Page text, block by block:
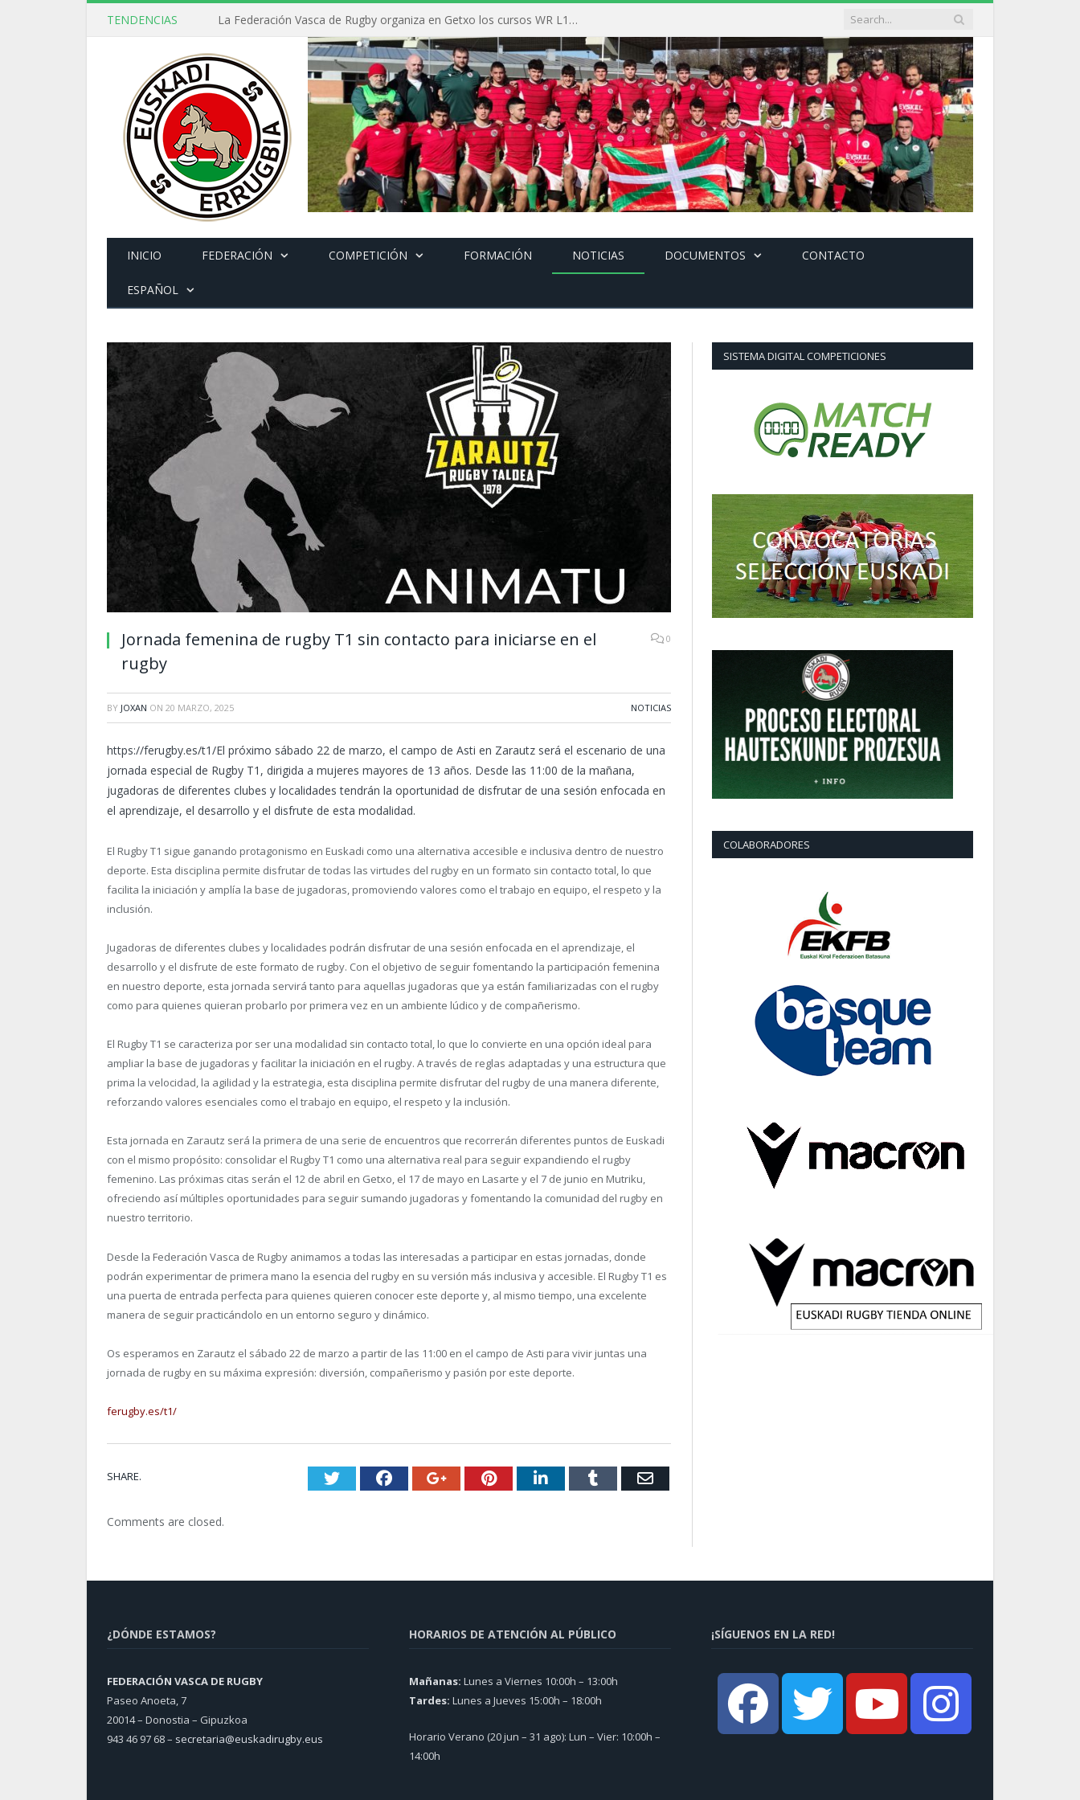
TENDENCIAS La Federación Vasca de Rugby organiza en Getxo los cursos WR L1, WR L2 y N1 durante el mes de septiembre
INICIO FEDERACIÓN COMPETICIÓN FORMACIÓN NOTICIAS DOCUMENTOS CONTACTO
ESPAÑOL
Jornada femenina de rugby T1 sin contacto para iniciarse en el
rugby
0
BY JOXAN ON 20 MARZO, 2025 NOTICIAS
https://ferugby.es/t1/El próximo sábado 22 de marzo, el campo de Asti en Zarautz será el escenario de una
jornada especial de Rugby T1, dirigida a mujeres mayores de 13 años. Desde las 11:00 de la mañana,
jugadoras de diferentes clubes y localidades tendrán la oportunidad de disfrutar de una sesión enfocada en
el aprendizaje, el desarrollo y el disfrute de esta modalidad.
El Rugby T1 sigue ganando protagonismo en Euskadi como una alternativa accesible e inclusiva dentro de nuestro
deporte. Esta disciplina permite disfrutar de todas las virtudes del rugby en un formato sin contacto total, lo que
facilita la iniciación y amplía la base de jugadoras, promoviendo valores como el trabajo en equipo, el respeto y la
inclusión.
Jugadoras de diferentes clubes y localidades podrán disfrutar de una sesión enfocada en el aprendizaje, el
desarrollo y el disfrute de este formato de rugby. Con el objetivo de seguir fomentando la participación femenina
en nuestro deporte, esta jornada servirá tanto para aquellas jugadoras que ya están familiarizadas con el rugby
como para quienes quieran probarlo por primera vez en un ambiente lúdico y de compañerismo.
El Rugby T1 se caracteriza por ser una modalidad sin contacto total, lo que lo convierte en una opción ideal para
ampliar la base de jugadoras y facilitar la iniciación en el rugby. A través de reglas adaptadas y una estructura que
prima la velocidad, la agilidad y la estrategia, esta disciplina permite disfrutar del rugby de una manera diferente,
reforzando valores esenciales como el trabajo en equipo, el respeto y la inclusión.
Esta jornada en Zarautz será la primera de una serie de encuentros que recorrerán diferentes puntos de Euskadi
con el mismo propósito: consolidar el Rugby T1 como una alternativa real para seguir expandiendo el rugby
femenino. Las próximas citas serán el 12 de abril en Getxo, el 17 de mayo en Lasarte y el 7 de junio en Mutriku,
ofreciendo así múltiples oportunidades para seguir sumando jugadoras y fomentando la comunidad del rugby en
nuestro territorio.
Desde la Federación Vasca de Rugby animamos a todas las interesadas a participar en estas jornadas, donde
podrán experimentar de primera mano la esencia del rugby en su versión más inclusiva y accesible. El Rugby T1 es
una puerta de entrada perfecta para quienes quieren conocer este deporte y, al mismo tiempo, una excelente
manera de seguir practicándolo en un entorno seguro y dinámico.
Os esperamos en Zarautz el sábado 22 de marzo a partir de las 11:00 en el campo de Asti para vivir juntas una
jornada de rugby en su máxima expresión: diversión, compañerismo y pasión por este deporte.
ferugby.es/t1/
SHARE. TwitterFacebookGoogle+Pinterest
LinkedInTumblrEmail
Comments are closed.
SISTEMA DIGITAL COMPETICIONES
COLABORADORES
¿DÓNDE ESTAMOS?
FEDERACIÓN VASCA DE RUGBY
Paseo Anoeta, 7
20014 – Donostia – Gipuzkoa
943 46 97 68 – secretaria@euskadirugby.eus
HORARIOS DE ATENCIÓN AL PÚBLICO
Mañanas: Lunes a Viernes 10:00h – 13:00h
Tardes: Lunes a Jueves 15:00h – 18:00h
Horario Verano (20 jun – 31 ago): Lun – Vier: 10:00h –
14:00h
¡SÍGUENOS EN LA RED!